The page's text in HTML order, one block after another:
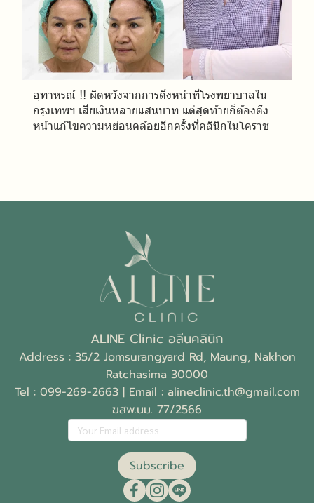
อุทาหรณ์ !! ผิดหวังจากการดึงหน้าที่โรงพยาบาลใน
กรุงเทพฯ เสียเงินหลายแสนบาท แต่สุดท้ายก็ต้องดึง
หน้าแก้ไขความหย่อนคล้อยอีกครั้งที่คลินิกในโคราช
ALINE Clinic อลีนคลินิก
Address : 35/2 Jomsurangyard Rd, Maung, Nakhon
Ratchasima 30000
Tel : 099-269-2663| Email : alineclinic.th@gmail.com
ฆสพ.นม. 77/2566
Subscribe